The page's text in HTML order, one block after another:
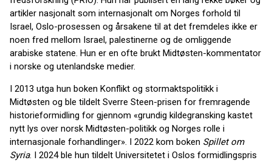
artikler nasjonalt som internasjonalt om Norges forhold til
Israel, Oslo-prosessen og årsakene til at det fremdeles ikke er
noen fred mellom Israel, palestinerne og de omliggende
arabiske statene. Hun er en ofte brukt Midtøsten-kommentator
i norske og utenlandske medier.
I 2013 utga hun boken Konflikt og stormaktspolitikk i
Midtøsten og ble tildelt Sverre Steen-prisen for fremragende
historieformidling for gjennom «grundig kildegransking kastet
nytt lys over norsk Midtøsten-politikk og Norges rolle i
internasjonale forhandlinger». I 2022 kom boken Spillet om
Syria. I 2024 ble hun tildelt Universitetet i Oslos formidlingspris